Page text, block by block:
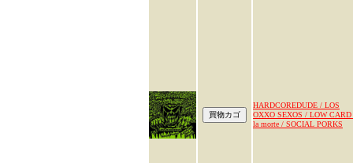
HARDCOREDUDE / LOS
OXXO SEXOS / LOW CARD
la morte / SOCIAL PORKS